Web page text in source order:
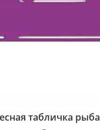
табличка